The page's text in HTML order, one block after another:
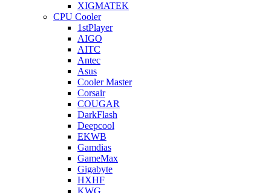
XIGMATEK
CPU Cooler
1stPlayer
AIGO
AITC
Antec
Asus
Cooler Master
Corsair
COUGAR
DarkFlash
Deepcool
EKWB
Gamdias
GameMax
Gigabyte
HXHF
KWG